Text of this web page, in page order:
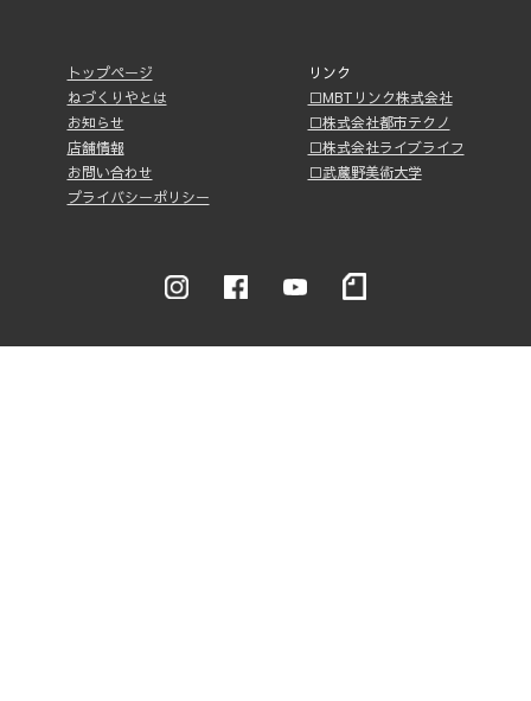
トップページ
ねづくりやとは
お知らせ
店舗情報
お問い合わせ
プライバシーポリシー
リンク
□MBTリンク株式会社
□株式会社都市テクノ
□株式会社ライブライフ
□武蔵野美術大学